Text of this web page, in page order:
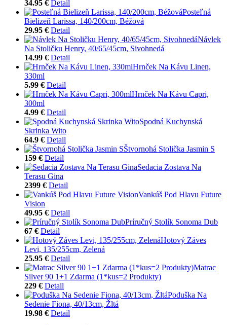
34.95 € Detail
Posteľná
Bielizeň Larissa, 140/200cm, Béžová
29.95 € Detail
Návlek
Na Stoličku Henry, 40/65/45cm, Sivohnedá
14.99 € Detail
Hrnček Na Kávu Linen,
330ml
5.99 € Detail
Hrnček Na Kávu Capri,
300ml
4.99 € Detail
Spodná Kuchynská
Skrinka Wito
64.9 € Detail
Štvornohá Stolička Jasmin S
159 € Detail
Sedacia Zostava Na
Terasu Gina
2399 € Detail
Vankúš Pod Hlavu Future
Vision
49.95 € Detail
Príručný Stolík Sonoma Dub
67 € Detail
Hotový Záves
Levi, 135/255cm, Zelená
25.95 € Detail
Matrac
Silver 90 1+1 Zdarma (1*kus=2 Produkty)
229 € Detail
Poduška Na
Sedenie Fiona, 40/13cm, Žltá
19.98 € Detail